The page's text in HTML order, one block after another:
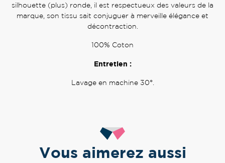
silhouette (plus) ronde, il est respectueux des valeurs de la
marque, son tissu sait conjuguer à merveille élégance et
décontraction.
100% Coton
Entretien :
Lavage en machine 30°.
Vous aimerez aussi